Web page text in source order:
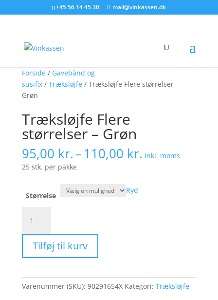
+45 56 14 45 30 mail@vinkassen.dk
Søg produkter - start med at skrive
Forside/ Gavebånd og
susifix/ Træksløjfe/ Træksløjfe Flere størrelser –
Grøn
Træksløjfe Flere
størrelser – Grøn
95,00 kr.–110,00 kr.Prisinterval:
95,00 kr.
Inkl. moms
25 stk. per pakke
Størrelse
Ryd
Flere
størrelser
Grøn
Tilføj til kurv
Varenummer (SKU): 90291654X Kategori: Træksløjfe